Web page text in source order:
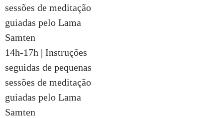
sessões de meditação
guiadas pelo Lama
Samten
14h-17h | Instruções
seguidas de pequenas
sessões de meditação
guiadas pelo Lama
Samten